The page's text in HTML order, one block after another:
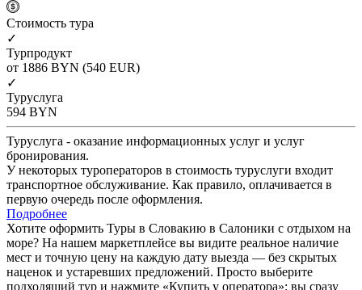
Cтоимость тура
✓
Турпродукт
от 1886 BYN (540 EUR)
✓
Туруслуга
594 BYN
Туруслуга - оказание информационных услуг и услуг
бронирования.
У некоторых туроператоров в стоимость туруслуги входит
транспортное обслуживание. Как правило, оплачивается в
первую очередь после оформления.
Подробнее
Хотите оформить Туры в Словакию в Салоники с отдыхом на
море? На нашем маркетплейсе вы видите реальное наличие
мест и точную цену на каждую дату выезда — без скрытых
наценок и устаревших предложений. Просто выберите
подходящий тур и нажмите «Купить у оператора»: вы сразу